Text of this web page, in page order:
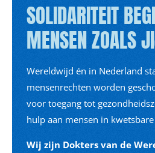
SOLIDARITEIT
MENSEN ZOALS
Wereldwijd én in Nederland
mensenrechten worden
voor toegang tot
hulp aan mensen in
Wij zijn Dokters van de